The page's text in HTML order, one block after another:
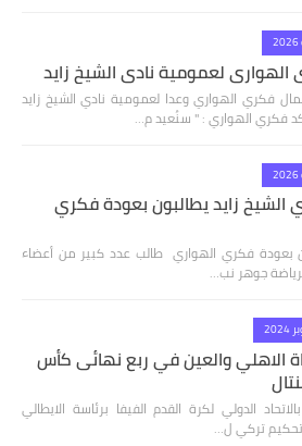
لعمومية نادي الشيخ زايد
فكري الهواري وعدا لعمومية نادي الشيخ زايد
فكري الهواري : " سنُعيد م…
الشيخ زايد يطالبون بعودة فكري
بعودة فكري الهواري طالب عدد كبير من أعضاء
جوهر نب…
الاهلي والعين في ربع نهائى كأس
الدولي لكرة القدم الفيفا برئاسة الايطالي
تحكيم تركي ل…